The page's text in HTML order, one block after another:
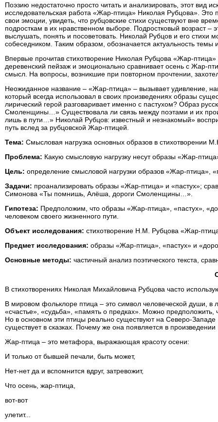
Поэзию недостаточно просто читать и анализировать, этот вид
исследовательская работа «Жар-птица» Николая Рубцова». Это
свои эмоции, увидеть, что рубцовские стихи существуют вне
подросткам в их нравственном выборе. Подростковый возраст –
выслушать, понять и посоветовать. Николай Рубцов и его
собеседником. Таким образом, обозначается актуальность
Впервые прочитав стихотворение Николая Рубцова «Жар-
деревенский пейзаж и эмоционально сравнивает осень с Жар-
смысл. На вопросы, возникшие при повторном прочтении,
Неожиданное название – «Жар-птица» – вызывает удивление,
который всегда использовал в своих произведениях образы
лирический герой разговаривает именно с пастухом? Образ
Смоленщины…» Существовала ли связь между поэтами и их
лишь в пути…» Николай Рубцов: известный и незнакомый»
путь вслед за рубцовской Жар-птицей.
Тема: Смысловая нагрузка основных образов в стихотворении
Проблема: Какую смысловую нагрузку несут образы «Жар-
Цель: определение смысловой нагрузки образов «Жар-птица»,
Задачи: проанализировать образы «Жар-птица» и «пастух»;
Симонова «Ты помнишь, Алёша, дороги Смоленщины…».
Гипотеза: Предположим, что образы «Жар-птица», «пастух»,
человеком своего жизненного пути.
Объект исследования: стихотворение Н.М. Рубцова «Жар-
Предмет исследования: образы «Жар-птица», «пастух» и
Основные методы: частичный анализ поэтического текста,
В стихотворениях Николая Михайловича Рубцова часто
В мировом фольклоре птица – это символ человеческой души, в
«счастье», «судьба», «память о предках». Можно предположить,
Но в основном эти птицы реально существуют на Северо-
существует в сказках. Почему же она появляется в
Жар-птица – это метафора, выражающая красоту осени:
И только от бывшей печали, быть может,
Нет-нет да и вспомнится вдруг, затревожит,
Что осень, жар-птица,
вот-вот
улетит...